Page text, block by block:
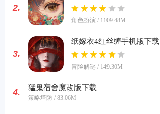
2.
角色扮演 / 1109.48M
3.
纸嫁衣4红丝缠手机版下载
冒险解谜 / 149.30M
4. 猛鬼宿舍魔改版下载
策略塔防 / 83.06M